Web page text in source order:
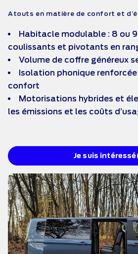
Atouts en matière de confort et
Habitacle modulable : 8 ou
coulissants et pivotants en
Volume de coffre généreux
Isolation phonique
confort
Motorisations hybrides et
les émissions et les coûts
Je suis